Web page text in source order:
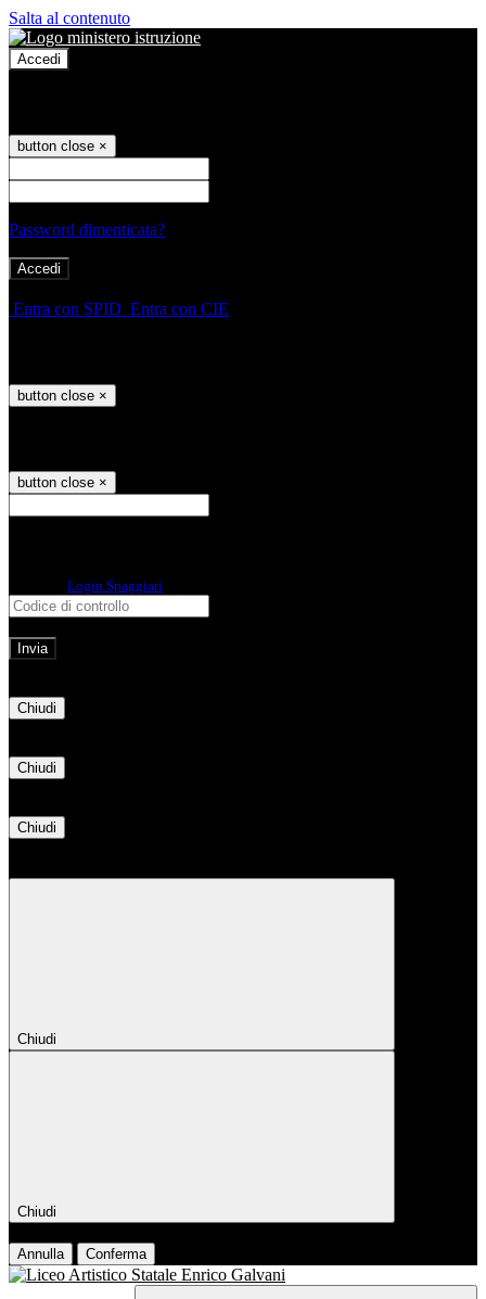
Salta al contenuto
Accedi
button close ×
Password dimenticata?
Entra con SPID Entra con CIE
button close ×
button close ×
Login Spaggiari
Chiudi
Chiudi
Chiudi
Chiudi
Chiudi
Annulla Conferma